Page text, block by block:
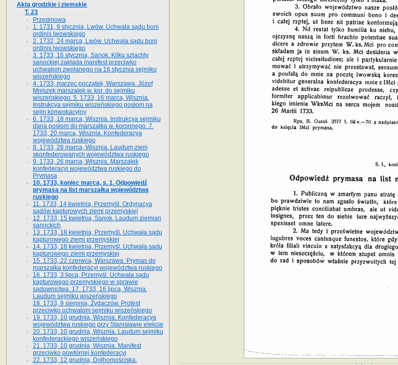
Akta grodzkie i ziemskie
T. 23
Przedmowa
1. 1731, 9 stycznia, Lwów. Uchwała sądu boni
ordinis lwowskiego
2. 1732, 24 marca, Lwów. Uchwała sądu boni
ordinis lwowskiego
3. 1733, 16 stycznia, Sanok. Kilku szlachty
sanockiej zakłada manifest przeciwko
uchwałom zwołanego na 16 stycz­nia sejmiku
wiszeńskiego
4. 1733, marzec początek, Warszawa. Józef
Mniszek marszałek w. kor. do sejmiku
wiszeńskiego. 5. 1733, 16 marca, Wisznia.
Instrukcya sejmiku wiszeńskiego posłom na
sejm konwokacyjny
6. 1733, 18 marca, Wisznia. Instrukcya sejmiku
dana posłom do marszałka w. koronnego. 7.
1733, 20 marca, Wisznia. Konfederacya
województwa ruskiego
8. 1733, 26 marca, Wisznia. Laudum ziem
skonfederowanych województwa ruskiego
9. 1733, 26 marca, Wisznia. Marszałek
konfederacyi województwa ruskiego do
Prymasa
10. 1733, koniec marca, s. 1. Odpowiedź
prymasa na list marszałka województwa
ruskiego
11. 1733, 14 kwietnia, Przemyśl. Ordynacya
sądów kapturowych ziemi przemyskiej
12. 1733, 15 kwietnia, Sanok. Laudum ziemian
sanockich
13. 1733, 18 kwietnia, Przemyśl. Uchwała sądu
kapturowego ziemi przemyskiej
14. 1733, 18 kwietnia, Przemyśl. Uchwała sądu
kapturowego ziemi przemyskiej
15. 1733, 22 czerwca, Warszawa. Prymas do
marszałka konfederacyi województwa ruskiego
16. 1733, 3 lipca, Przemyśl. Uchwała sądu
kapturowego przemyskiego w sprawie
sądownictwa. 17. 1733, 16 lipca, Wisznia.
Laudum sejmiku wiszeńskiego
18. 1733, 9 sierpnia, Żydaczów. Protest
przeciwko uchwałom sejmiku wiszeńskiego
19. 1733, 10 grudnia, Wisznia. Konfederacya
województwa ruskiego przy Stanisławie elekcie
20. 1733, 10 grudnia, Wisznia. Laudum sejmiku
konfederackiego wiszeńskiego
21. 1733, 10 grudnia, Wisznia. Manifest
przeciwko powtórnej konfederacyi
22. 1733, 12 grudnia, Dołhomościska.